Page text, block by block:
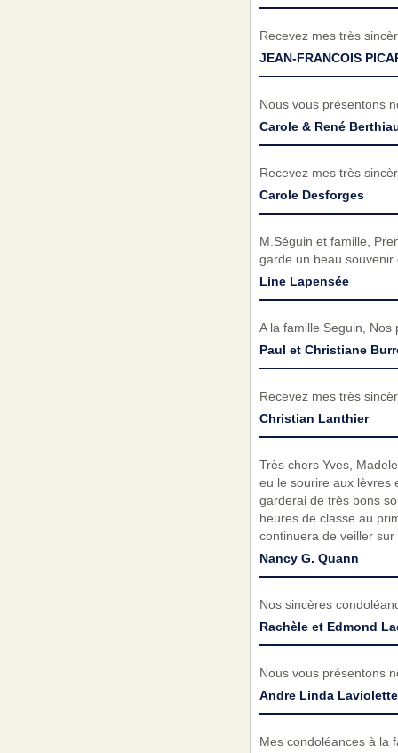
Recevez mes très
JEAN-FRANCOIS
Nous vous présentons
Carole & René
Recevez mes très
Carole Desforges
M.Séguin et famille,
garde un beau
Line Lapensée
A la famille Seguin,
Paul et Christiane
Recevez mes très
Christian Lanthier
Très chers Yves,
eu le sourire aux lèvres
garderai de très bons
heures de classe au
continuera de veiller
Nancy G. Quann
Nos sincères
Rachèle et Edmond
Nous vous présentons
Andre Linda Laviolette
Mes condoléances à la